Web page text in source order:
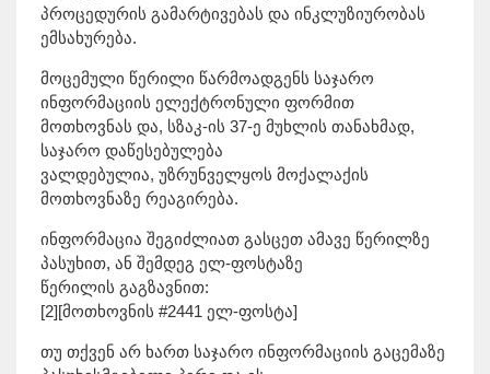
პროცედურის გამარტივებას და ინკლუზიურობას
ემსახურება.
მოცემული წერილი წარმოადგენს საჯარო
ინფორმაციის ელექტრონული ფორმით
მოთხოვნას და, სზაკ-ის 37-ე მუხლის თანახმად,
საჯარო დაწესებულება
ვალდებულია, უზრუნველყოს მოქალაქის
მოთხოვნაზე რეაგირება.
ინფორმაცია შეგიძლიათ გასცეთ ამავე წერილზე
პასუხით, ან შემდეგ ელ-ფოსტაზე
წერილის გაგზავნით:
[2][მოთხოვნის #2441 ელ-ფოსტა]
თუ თქვენ არ ხართ საჯარო ინფორმაციის გაცემაზე